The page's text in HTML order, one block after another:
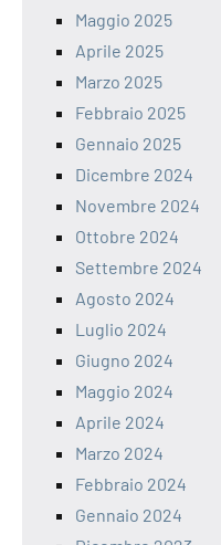
Maggio 2025
Aprile 2025
Marzo 2025
Febbraio 2025
Gennaio 2025
Dicembre 2024
Novembre 2024
Ottobre 2024
Settembre 2024
Agosto 2024
Luglio 2024
Giugno 2024
Maggio 2024
Aprile 2024
Marzo 2024
Febbraio 2024
Gennaio 2024